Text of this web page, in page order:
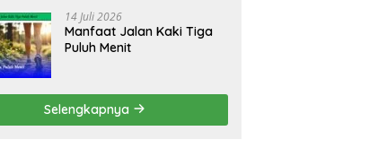
14 Juli 2026
Manfaat Jalan Kaki Tiga
Puluh Menit
Selengkapnya